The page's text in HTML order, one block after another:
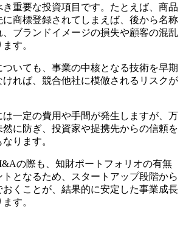
重要な投資項目です。たとえば、商品
商標登録されてしまえば、後から名称
ブランドイメージの損失や顧客の混乱
す。
ついても、事業の中核となる技術を早期
れば、競合他社に模倣されるリスクが
一定の費用や手間が発生しますが、万
に防ぎ、投資家や提携先からの信頼を
ります。
の際も、知財ポートフォリオの有無
となるため、スタートアップ段階から
くことが、結果的に安定した事業成長
す。